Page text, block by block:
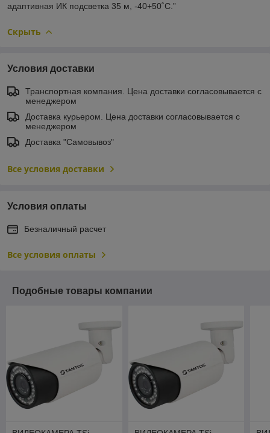
адаптивная ИК подсветка 35 м, -40+50˚C.”
Скрыть
Условия доставки
Транспортная компания. Цена доставки согласовывается с
менеджером
Доставка курьером. Цена доставки согласовывается с
менеджером
Доставка "Самовывоз"
Все условия доставки
Условия оплаты
Безналичный расчет
Все условия оплаты
Подобные товары компании